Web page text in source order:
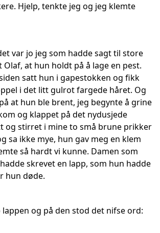
Hjelp, tenkte jeg og jeg klemte
var jo jeg som hadde sagt til store
at hun holdt på å lage en pest.
satt hun i gapestokken og fikk
i det litt gulrot fargede håret. Og
at hun ble brent, jeg begynte å grine
og klappet på det nydusjede
og stirret i mine to små brune prikker
sa ikke mye, hun gav meg en klem
så hardt vi kunne. Damen som
skrevet en lapp, som hun hadde
hun døde.
og på den stod det nifse ord: